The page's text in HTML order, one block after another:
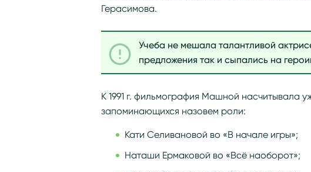
Герасимова.
Учеба не мешала талантливой
предложения так и сыпались на
К 1991 г. фильмография Машной насчитывала
запоминающихся назовем роли:
Кати Селивановой во «В начале игры»;
Наташи Ермаковой во «Всё наоборот»;